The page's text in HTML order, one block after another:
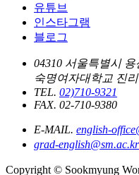
유튜브
인스타그램
블로그
04310 서울특별시
숙명여자대학교 진
TEL. 02)710-9321
FAX. 02-710-9380
E-MAIL. english-
grad-
Copyright © Sookmyung